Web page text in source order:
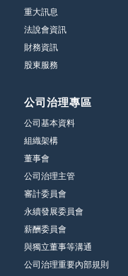
重大訊息
法說會資訊
財務資訊
股東服務
公司治理專區
公司基本資料
組織架構
董事會
公司治理主管
審計委員會
永續發展委員會
薪酬委員會
與獨立董事等溝通
公司治理重要內部規則